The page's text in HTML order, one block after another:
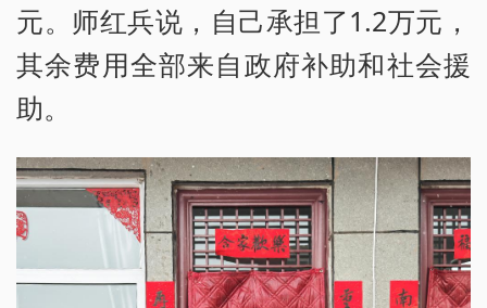
元。师红兵说，自己承担了1.2万元，
其余费用全部来自政府补助和社会援
助。